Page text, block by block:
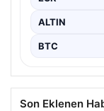
ALTIN
BTC
Son Eklenen